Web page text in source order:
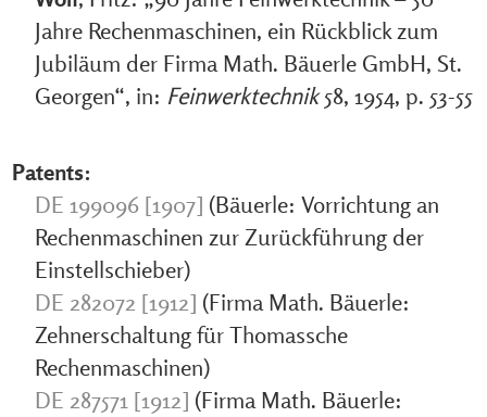
Jahre Rechenmaschinen, ein Rückblick zum
Jubiläum der Firma Math. Bäuerle GmbH, St.
Georgen“, in: Feinwerktechnik58, 1954, p. 53-55
Patents:
DE 199096 [1907] (Bäuerle: Vorrichtung an
Rechenmaschinen zur Zurückführung der
Einstellschieber)
DE 282072 [1912] (Firma Math. Bäuerle:
Zehnerschaltung für Thomassche
Rechenmaschinen)
DE 287571 [1912] (Firma Math. Bäuerle: